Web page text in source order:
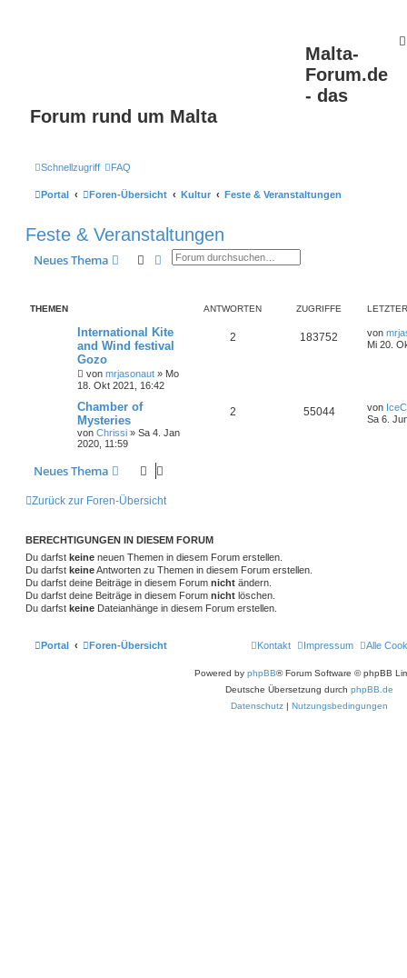
Malta-
Forum.de
- das
Forum rund um Malta
Schnellzugriff FAQ
Portal Foren-Übersicht Kultur Feste & Veranstaltungen
Feste & Veranstaltungen
Neues Thema SucheErweiterte Suche
THEMEN ANTWORTEN ZUGRIFFE
International Kite
and Wind festival
Gozo
von mrjasonaut » Mo
18. Okt 2021, 16:42
2 183752 von
Mi 20.
Chamber of
Mysteries
von Chrissi » Sa 4. Jan
2020, 11:59
2 55044 von
Sa 6.
Neues Thema
Zurück zur Foren-Übersicht
BERECHTIGUNGEN IN DIESEM FORUM
Du darfst keine neuen Themen in diesem Forum erstellen.
Du darfst keineAntworten zu Themen in diesem Forum erstellen.
Du darfst deine Beiträge in diesem Forum nicht ändern.
Du darfst deine Beiträge in diesem Forum nicht löschen.
Du darfst keine Dateianhänge in diesem Forum erstellen.
Portal Foren-Übersicht Alle
Impressum
Kontakt
Powered by phpBB® Forum Software © phpBB
Deutsche Übersetzung durch phpBB.de
Datenschutz | Nutzungsbedingungen